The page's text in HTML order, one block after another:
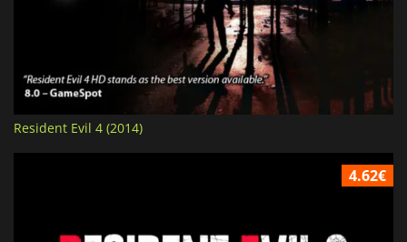
Resident Evil 4 (2014)
4.62€